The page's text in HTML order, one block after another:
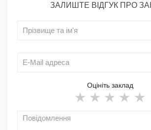
ЗАЛИШТЕ ВІДГУК ПРО
Оцініть заклад